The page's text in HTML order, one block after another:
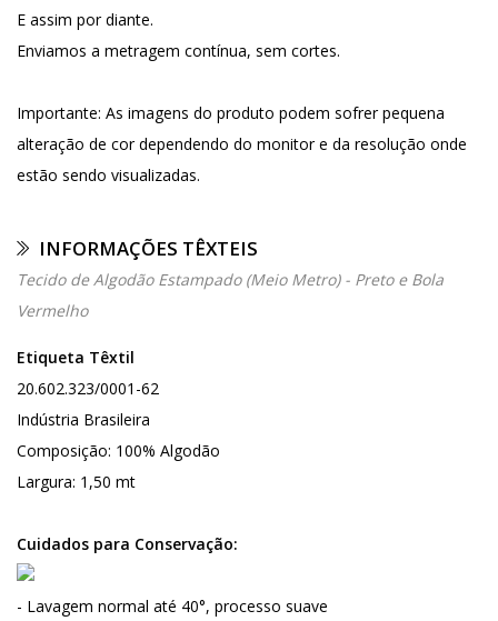
E assim por diante.
Enviamos a metragem contínua, sem cortes.
Importante: As imagens do produto podem sofrer pequena
alteração de cor dependendo do monitor e da resolução onde
estão sendo visualizadas.
INFORMAÇÕES TÊXTEIS
Tecido de Algodão Estampado (Meio Metro) - Preto e Bola
Vermelho
Etiqueta Têxtil
20.602.323/0001-62
Indústria Brasileira
Composição: 100% Algodão
Largura: 1,50 mt
Cuidados para Conservação:
- Lavagem normal até 40°, processo suave